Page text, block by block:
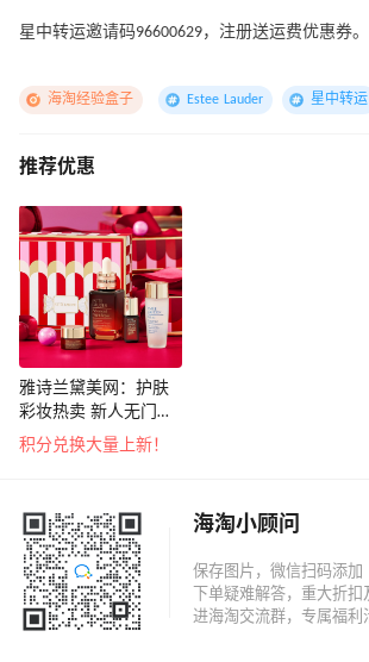
星中转运邀请码96600629，注册送运费优惠券。
海淘经验盒子 Estee Lauder 星中转运
推荐优惠
雅诗兰黛美网：护肤
彩妆热卖 新人无门槛
享8.5折
积分兑换大量上新！
海淘小顾问